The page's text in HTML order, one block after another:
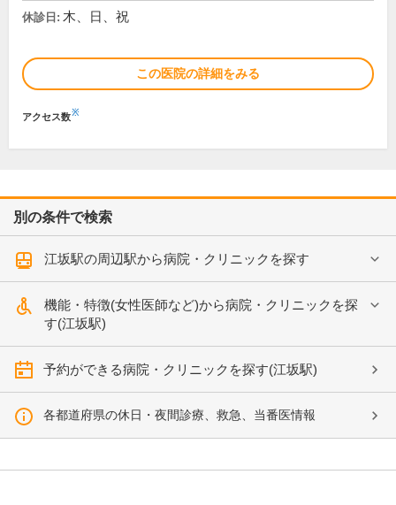
休診日: 木、日、祝
この医院の詳細をみる
アクセス数※
別の条件で検索
江坂駅の周辺駅から病院・クリニックを探す
機能・特徴(女性医師など)から病院・クリニックを探
す(江坂駅)
予約ができる病院・クリニックを探す(江坂駅)
各都道府県の休日・夜間診療、救急、当番医情報